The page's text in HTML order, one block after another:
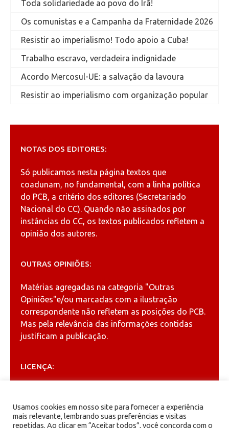
Toda solidariedade ao povo do Irã!
Os comunistas e a Campanha da Fraternidade 2026
Resistir ao imperialismo! Todo apoio a Cuba!
Trabalho escravo, verdadeira indignidade
Acordo Mercosul-UE: a salvação da lavoura
Resistir ao imperialismo com organização popular
NOTAS DOS EDITORES:
Só publicamos nesta página textos que
coadunam, no fundamental, com a linha política
do PCB, a critério dos editores (Secretariado
Nacional do CC). Quando não assinados por
instâncias do CC, os textos publicados refletem a
opinião dos autores.
OUTRAS OPINIÕES:
Matérias agregadas na categoria "Outras
Opiniões"e/ou marcadas com a ilustração
correspondente não refletem as posições do PCB.
Mas pela relevância das informações contidas
justificam a publicação.
LICENÇA:
Creative Commons
Usamos cookies em nosso site para fornecer a experiência
mais relevante, lembrando suas preferências e visitas
repetidas. Ao clicar em “Aceitar todos”, você concorda com o